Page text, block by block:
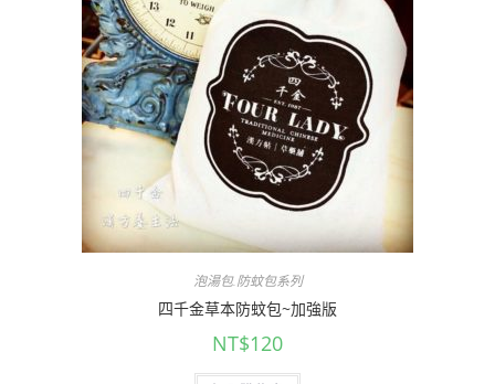
泡湯包.防蚊包系列
四千金草本防蚊包~加強版
NT$120